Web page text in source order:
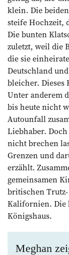
klein. Die
steife Hochzeit,
Die bunten
zuletzt, weil die
die sie
Deutschland
bleicher. Dieses
Unter anderem
bis heute nicht
Autounfall
Liebhaber.
nicht brechen
Grenzen und
erzählt.
gemeinsamen
britischen
Kalifornien. Die
Königshaus.
Meghan